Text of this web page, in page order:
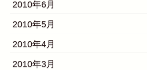
2010年6月
2010年5月
2010年4月
2010年3月